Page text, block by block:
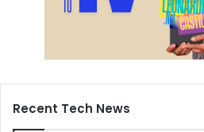
Recent Tech News